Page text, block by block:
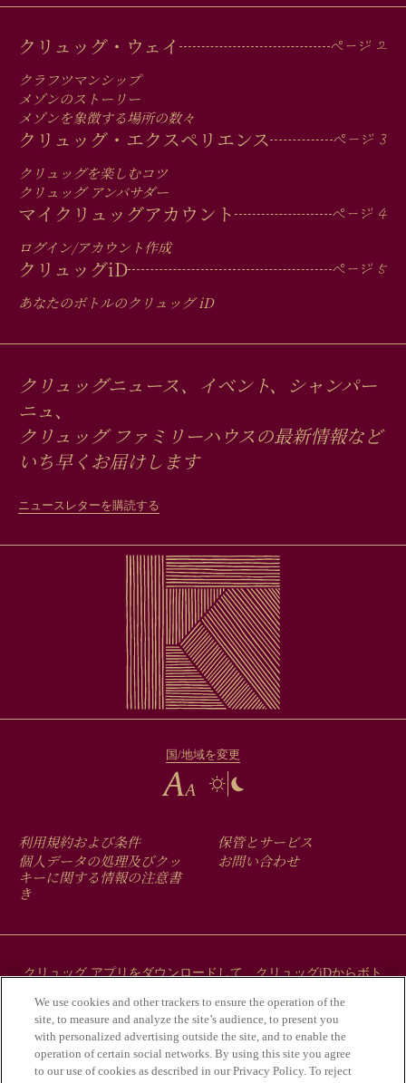
MAIN
MEN
IN
FOOTER
クリュッグ・ウェイ
クラフツマンシップ
メゾンのストーリー
メゾンを象徴する場所の数々
クリュッグ・エクスペリエンス
クリュッグを楽しむコツ
クリュッグ アンバサダー
マイクリュッグアカウント
ログイン/アカウント作成
クリュッグiD
あなたのボトルのクリュッグiD
クリュッグニュース、イベント、シャンパー
ニュ、
クリュッグ ファミリーハウスの最新情報など
いち早くお届けします
ニュースレターを購読する
国/地域を変更
FOOTER
MENU
利用規約および条件
個人データの処理及びクッ
キーに関する情報の注意書
き
保管とサービス
お問い合わせ
クリュッグ アプリをダウンロードして、クリュッグiDからボト
We use cookies and other trackers to ensure the operation of the
site, to measure and analyze the site’s audience, to present you
with personalized advertising outside the site, and to enable the
operation of certain social networks. By using this site you agree
to our use of cookies as described in our Privacy Policy. To reject